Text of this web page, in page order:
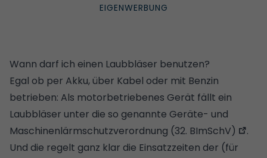
Wann darf ich einen Laubbläser benutzen?
Egal ob per Akku, über Kabel oder mit Benzin
betrieben: Als motorbetriebenes Gerät fällt ein
Laubbläser unter die so genannte Geräte- und
Maschinenlärmschutzverordnung (32. BImSchV)
.
Und die regelt ganz klar die Einsatzzeiten der (für